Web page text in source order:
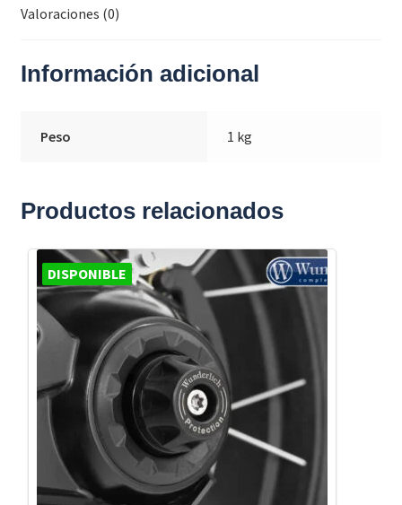
Valoraciones (0)
Información adicional
Peso 1 kg
Productos relacionados
DISPONIBLE